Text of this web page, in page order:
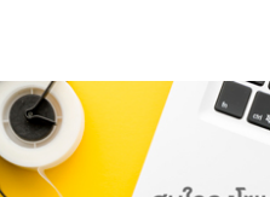
ทนจัดจำหน่าย ผู้ส่งออก/นำเข้า